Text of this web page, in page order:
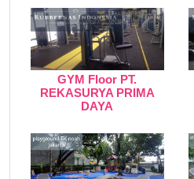
GYM Floor PT.
REKASURYA PRIMA
DAYA